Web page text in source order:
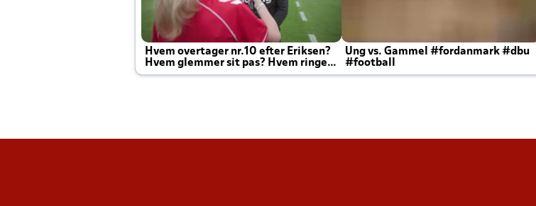
Hvem overtager nr.10 efter Eriksen?
Hvem glemmer sit pas? Hvem ringer
Joachim altid til efter kampe?
Ung vs. Gammel #fordanmark #dbu
#football